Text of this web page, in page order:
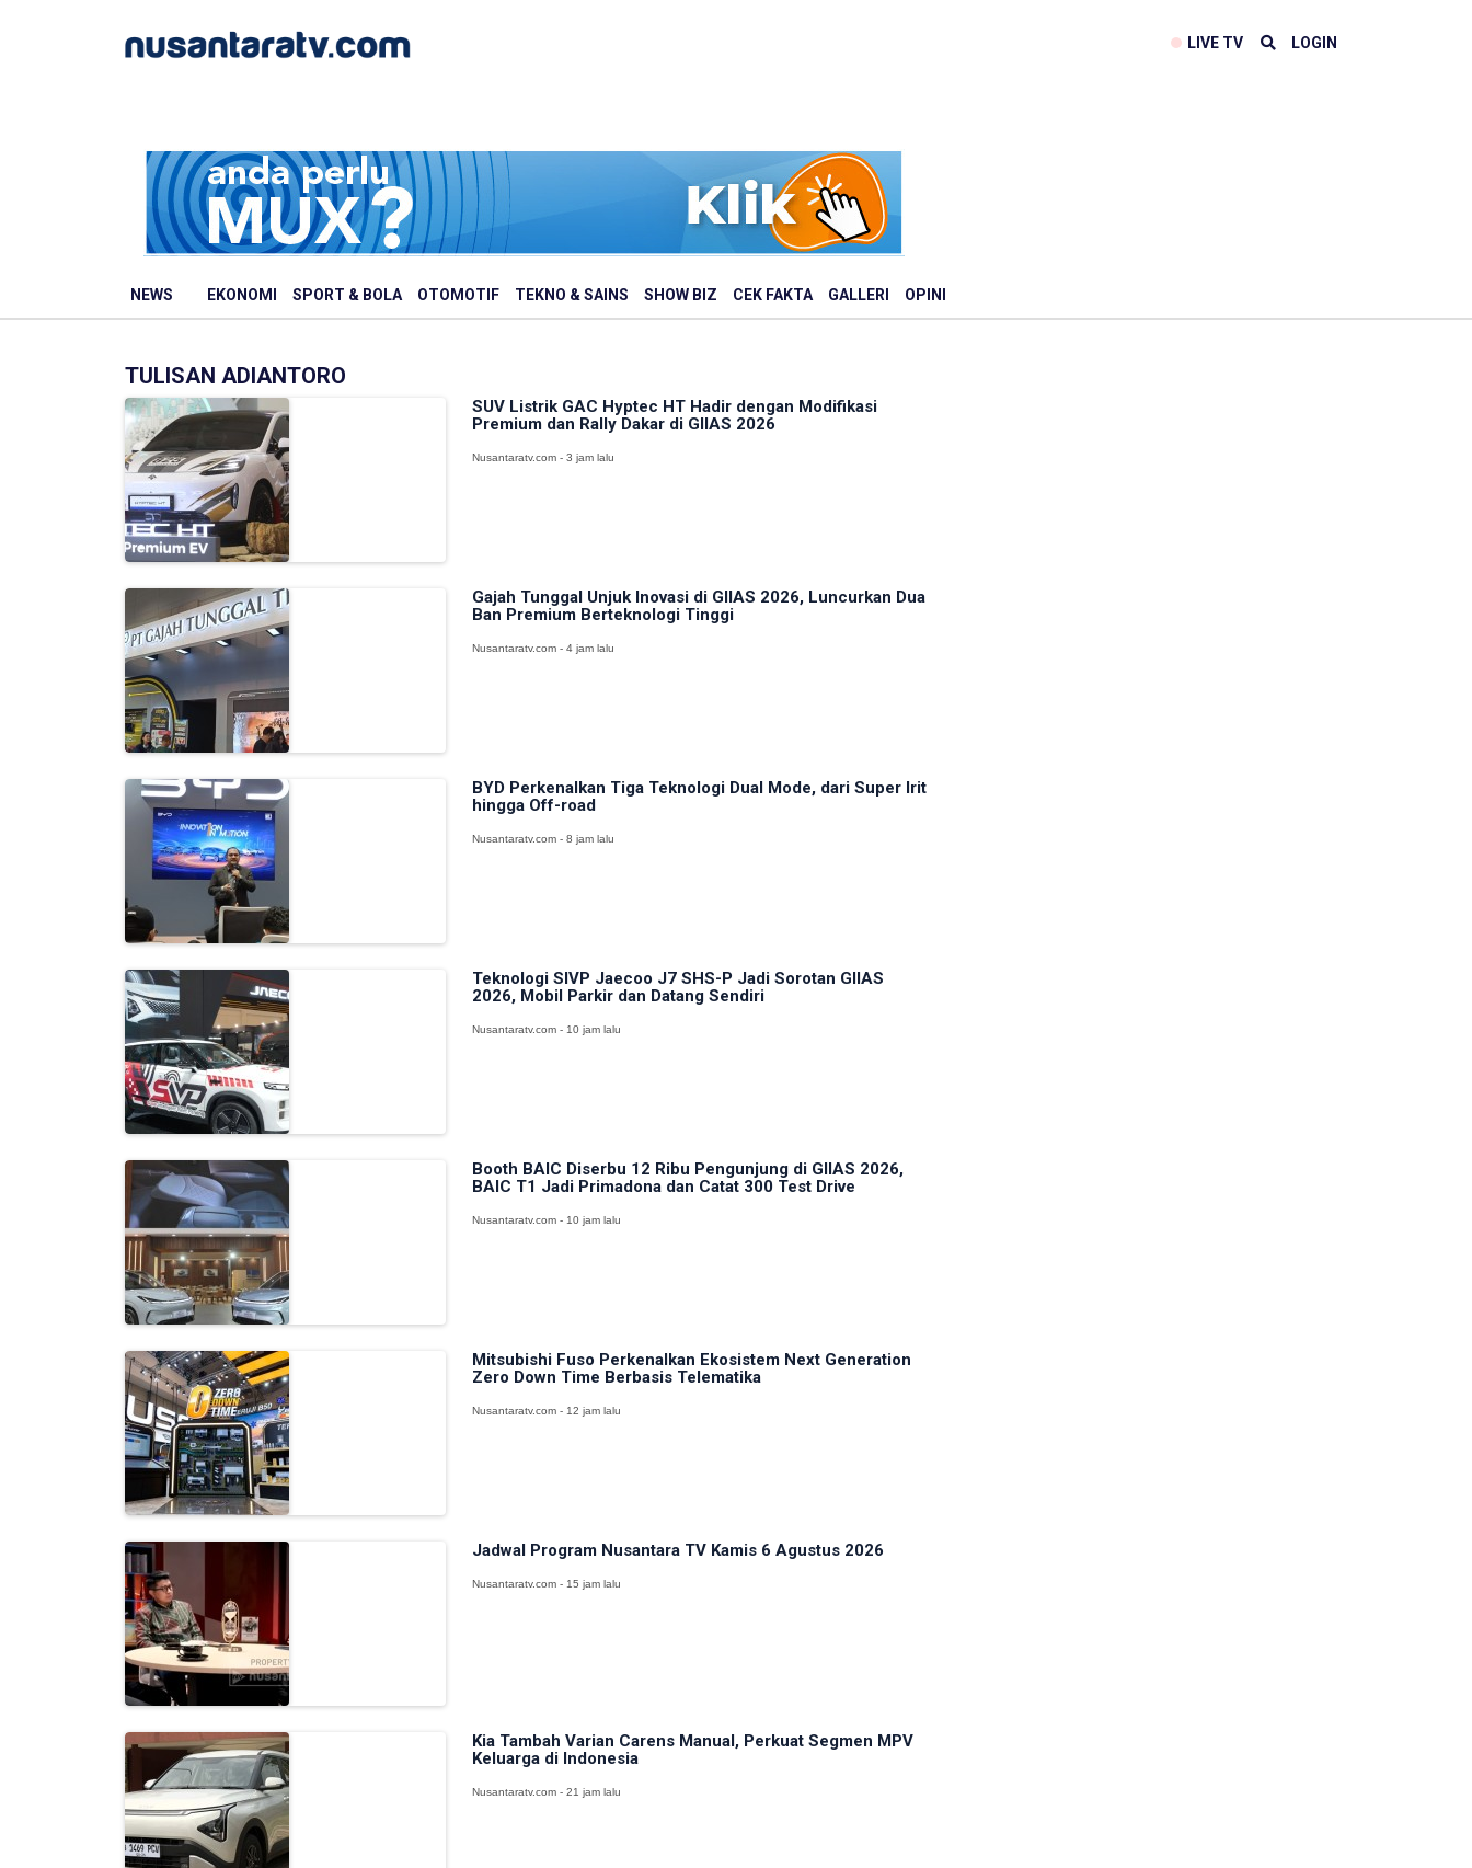
LIVE TV LOGIN
NEWS EKONOMI SPORT & BOLA OTOMOTIF TEKNO & SAINS SHOW BIZ CEK FAKTA GALLERI OPINI
TULISAN ADIANTORO
SUV Listrik GAC Hyptec HT Hadir dengan Modifikasi
Premium dan Rally Dakar di GIIAS 2026
Nusantaratv.com - 3 jam lalu
Gajah Tunggal Unjuk Inovasi di GIIAS 2026, Luncurkan Dua
Ban Premium Berteknologi Tinggi
Nusantaratv.com - 4 jam lalu
BYD Perkenalkan Tiga Teknologi Dual Mode, dari Super Irit
hingga Off-road
Nusantaratv.com - 8 jam lalu
Teknologi SIVP Jaecoo J7 SHS-P Jadi Sorotan GIIAS
2026, Mobil Parkir dan Datang Sendiri
Nusantaratv.com - 10 jam lalu
Booth BAIC Diserbu 12 Ribu Pengunjung di GIIAS 2026,
BAIC T1 Jadi Primadona dan Catat 300 Test Drive
Nusantaratv.com - 10 jam lalu
Mitsubishi Fuso Perkenalkan Ekosistem Next Generation
Zero Down Time Berbasis Telematika
Nusantaratv.com - 12 jam lalu
Jadwal Program Nusantara TV Kamis 6 Agustus 2026
Nusantaratv.com - 15 jam lalu
Kia Tambah Varian Carens Manual, Perkuat Segmen MPV
Keluarga di Indonesia
Nusantaratv.com - 21 jam lalu